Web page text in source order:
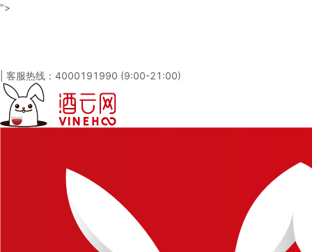
">
客服热线：4000191990 (9:00-21:00)